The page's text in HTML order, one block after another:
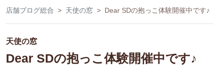
店舗ブログ総合 天使の窓 Dear SDの抱っこ体験開催中です♪
天使の窓
Dear SDの抱っこ体験開催中です♪